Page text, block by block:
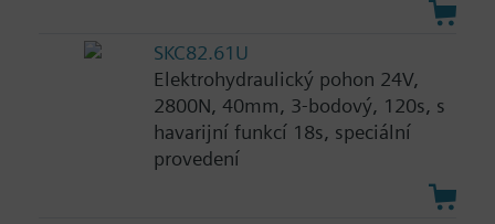
SKC82.61U
Elektrohydraulický pohon 24V,
2800N, 40mm, 3-bodový, 120s, s
havarijní funkcí 18s, speciální
provedení